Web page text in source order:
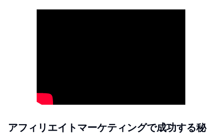
アフィリエイトマーケティングで成功する秘